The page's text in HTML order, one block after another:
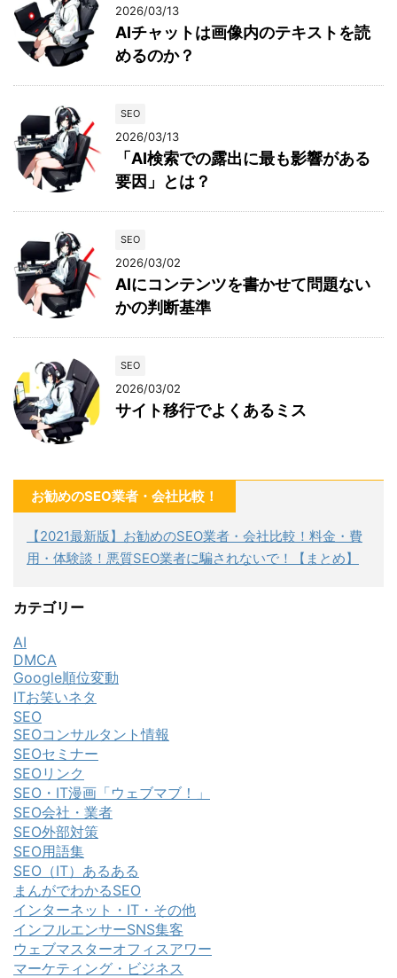
2026/03/13
AIチャットは画像内のテキストを読
めるのか？
SEO
2026/03/13
「AI検索での露出に最も影響がある
要因」とは？
SEO
2026/03/02
AIにコンテンツを書かせて問題ない
かの判断基準
SEO
2026/03/02
サイト移行でよくあるミス
お勧めのSEO業者・会社比較！
【2021最新版】お勧めのSEO業者・会社比較！料金・費
用・体験談！悪質SEO業者に騙されないで！【まとめ】
カテゴリー
AI
DMCA
Google順位変動
ITお笑いネタ
SEO
SEOコンサルタント情報
SEOセミナー
SEOリンク
SEO・IT漫画「ウェブマブ！」
SEO会社・業者
SEO外部対策
SEO用語集
SEO（IT）あるある
まんがでわかるSEO
インターネット・IT・その他
インフルエンサーSNS集客
ウェブマスターオフィスアワー
マーケティング・ビジネス